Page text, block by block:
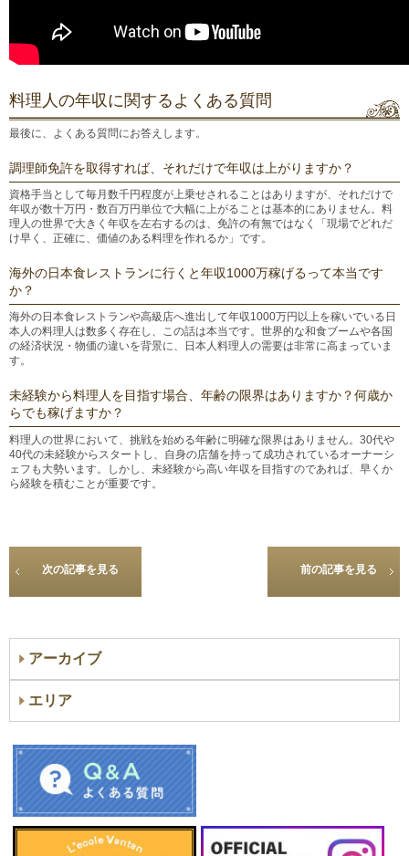
料理人の年収に関するよくある質問
最後に、よくある質問にお答えします。
調理師免許を取得すれば、それだけで年収は上がりますか？
資格手当として毎月数千円程度が上乗せされることはありますが、それだけで
年収が数十万円・数百万円単位で大幅に上がることは基本的にありません。料
理人の世界で大きく年収を左右するのは、免許の有無ではなく「現場でどれだ
け早く、正確に、価値のある料理を作れるか」です。
海外の日本食レストランに行くと年収1000万稼げるって本当です
か？
海外の日本食レストランや高級店へ進出して年収1000万円以上を稼いでいる日
本人の料理人は数多く存在し、この話は本当です。世界的な和食ブームや各国
の経済状況・物価の違いを背景に、日本人料理人の需要は非常に高まっていま
す。
未経験から料理人を目指す場合、年齢の限界はありますか？何歳か
らでも稼げますか？
料理人の世界において、挑戦を始める年齢に明確な限界はありません。30代や
40代の未経験からスタートし、自身の店舗を持って成功されているオーナーシ
ェフも大勢います。しかし、未経験から高い年収を目指すのであれば、早くか
ら経験を積むことが重要です。
次の記事を見る 前の記事を見る
アーカイブ
エリア